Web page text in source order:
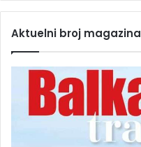
Aktuelni broj magazina